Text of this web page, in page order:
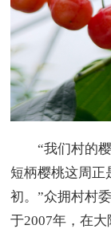
“我们村的樱
短柄樱桃这周正
初。”众拥村村
于2007年，在大